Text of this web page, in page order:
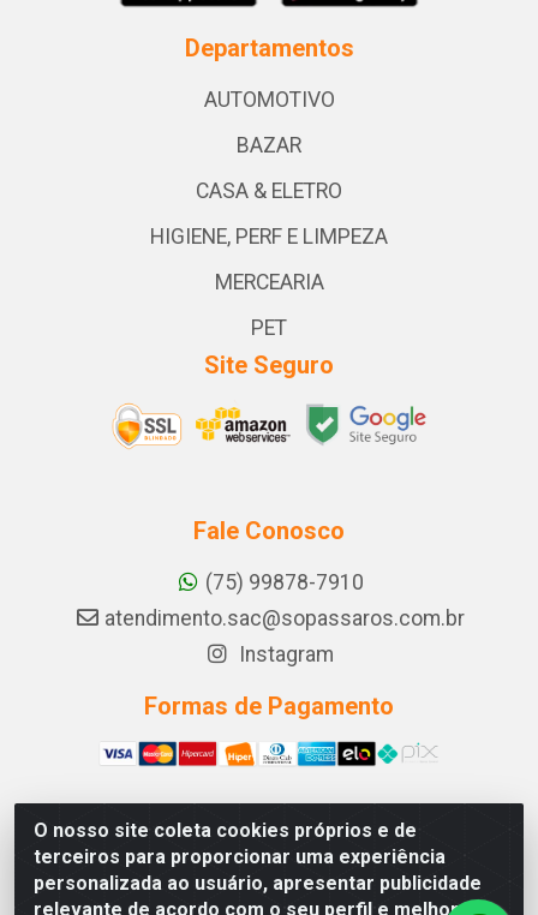
O nosso site coleta cookies próprios e de
terceiros para proporcionar uma experiência
personalizada ao usuário, apresentar publicidade
relevante de acordo com o seu perfil e melhorar a
Departamentos
AUTOMOTIVO
BAZAR
CASA & ELETRO
HIGIENE, PERF E LIMPEZA
MERCEARIA
PET
Site Seguro
Fale Conosco
(75) 99878-7910
atendimento.sac@sopassaros.com.br
Instagram
Formas de Pagamento
A PINA DOS SANTOS DELEZZOTTE LTDA - RODOVIA BA
233, 27 - ZONA RURAL, ITABERABA/BA - CEP 46.880-
000 - CNPJ 30.578.948/0001-90